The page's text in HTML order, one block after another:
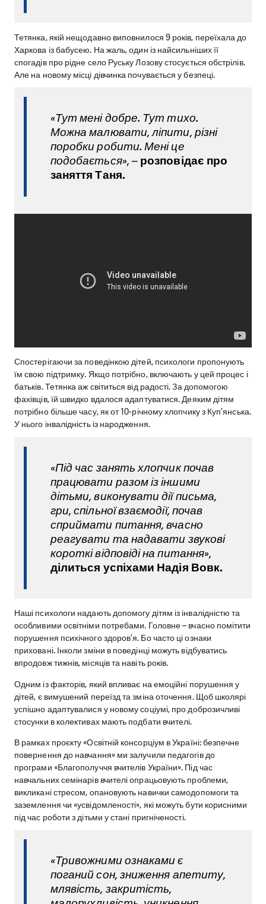
Тетянка, якій нещодавно виповнилося 9 років, переїхала до
Харкова із бабусею. На жаль, один із найсильніших її
спогадів про рідне село Руську Лозову стосується обстрілів.
Але на новому місці дівчинка почувається у безпеці.
«Тут мені добре. Тут тихо.
Можна малювати, ліпити, різні
поробки робити. Мені це
подобається», – розповідає про
заняття Таня.
Спостерігаючи за поведінкою дітей, психологи пропонують
їм свою підтримку. Якщо потрібно, включають у цей процес і
батьків. Тетянка аж світиться від радості. За допомогою
фахівців, їй швидко вдалося адаптуватися. Деяким дітям
потрібно більше часу, як от 10-річному хлопчику з Куп’янська.
У нього інвалідність із народження.
«Під час занять хлопчик почав
працювати разом із іншими
дітьми, виконувати дії письма,
гри, спільної взаємодії, почав
сприймати питання, вчасно
реагувати та надавати звукові
короткі відповіді на питання»,
ділиться успіхами Надія Вовк.
Наші психологи надають допомогу дітям із інвалідністю та
особливими освітніми потребами. Головне – вчасно помітити
порушення психічного здоров’я. Бо часто ці ознаки
приховані. Інколи зміни в поведінці можуть відбуватись
впродовж тижнів, місяців та навіть років.
Одним із факторів, який впливає на емоційні порушення у
дітей, є вимушений переїзд та зміна оточення. Щоб школярі
успішно адаптувалися у новому соціумі, про доброзичливі
стосунки в колективах мають подбати вчителі.
В рамках проєкту «Освітній консорціум в Україні: безпечне
повернення до навчання» ми залучили педагогів до
програми «Благополуччя вчителів України». Під час
навчальних семінарів вчителі опрацьовують проблеми,
викликані стресом, опановують навички самодопомоги та
заземлення чи «усвідомленості», які можуть бути корисними
під час роботи з дітьми у стані пригніченості.
«Тривожними ознаками є
поганий сон, зниження апетиту,
млявість, закритість,